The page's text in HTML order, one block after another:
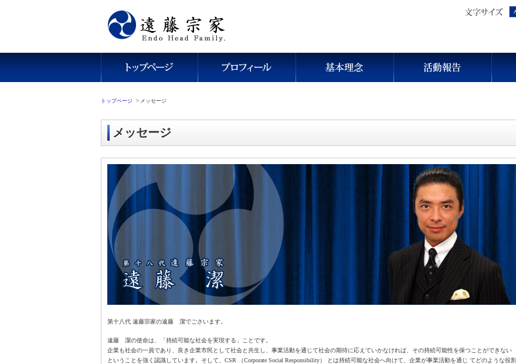
トップページ > メッセージ
メッセージ
第十八代 遠藤宗家の遠藤 潔でごさいます。
遠藤 潔の使命は、「持続可能な社会を実現する」ことです。
企業も社会の一員であり、良き企業市民として社会と共生し、事業活動を通じて社会の期待に応えていかなければ、その持続可能性を保つことができない
ということを強く認識しています。そして、CSR （Corporate Social Responsibility） とは持続可能な社会へ向けて、企業が事業活動を通じ てどのような役割